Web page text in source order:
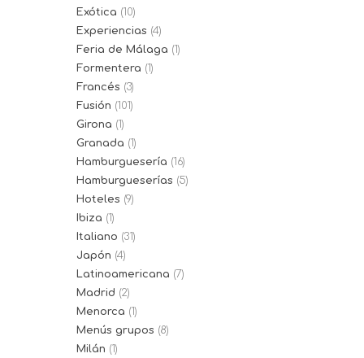
Exótica (10)
Experiencias (4)
Feria de Málaga (1)
Formentera (1)
Francés (3)
Fusión (101)
Girona (1)
Granada (1)
Hamburguesería (16)
Hamburgueserías (5)
Hoteles (9)
Ibiza (1)
Italiano (31)
Japón (4)
Latinoamericana (7)
Madrid (2)
Menorca (1)
Menús grupos (8)
Milán (1)